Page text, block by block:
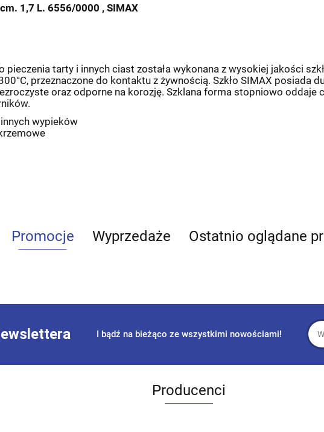
1,7 L. 6556/0000 , SIMAX
pieczenia tarty i innych ciast została wykonana z wysokiej jakości
przeznaczone do kontaktu z żywnością. Szkło SIMAX posiada
oraz odporne na korozję. Szklana forma stopniowo oddaje
wypieków
Promocje Wyprzedaże Ostatnio oglądane
I bądź na bieżąco ze wszystkimi nowościami!
Producenci